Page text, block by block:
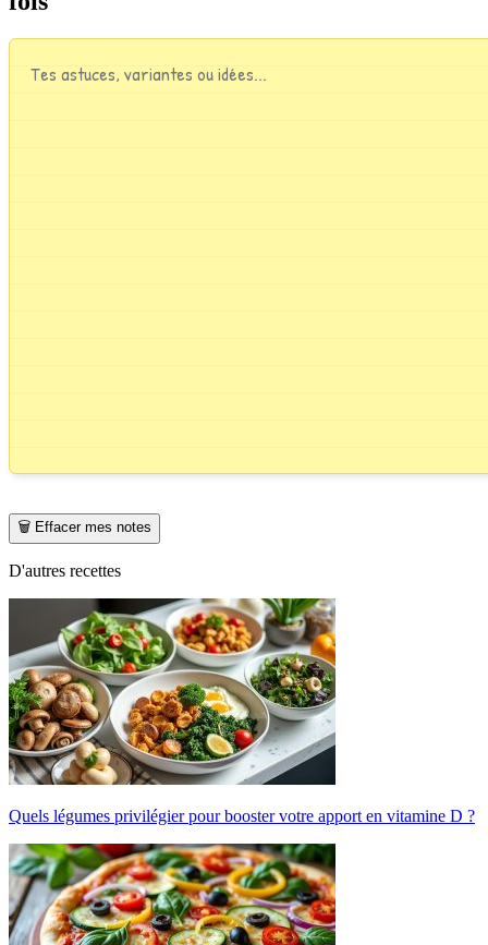
🗑️ Effacer mes notes
D'autres recettes
Quels légumes privilégier pour booster votre apport en vitamine D ?